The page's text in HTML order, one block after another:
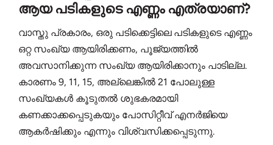
ആയ പടികളുടെ എണ്ണം എത്രയാണ്?
വാസ്തു പ്രകാരം, ഒരു പടിക്കെട്ടിലെ പടികളുടെ എണ്ണം
ഒറ്റ സംഖ്യ ആയിരിക്കണം, പൂജ്യത്തിൽ
അവസാനിക്കുന്ന സംഖ്യ ആയിരിക്കാനും പാടില്ല.
കാരണം 9, 11, 15, അല്ലെങ്കിൽ 21 പോലുള്ള
സംഖ്യകൾ കൂടുതൽ ശുഭകരമായി
കണക്കാക്കപ്പെടുകയും പോസിറ്റീവ് എനർജിയെ
ആകർഷിക്കും എന്നും വിശ്വസിക്കപ്പെടുന്നു.